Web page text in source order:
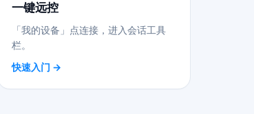
一键远控
「我的设备」点连接，进入会话工具
栏。
快速入门 →